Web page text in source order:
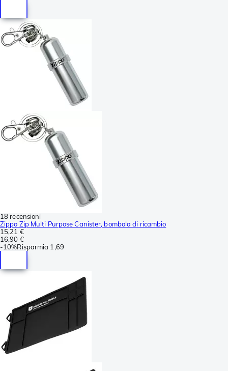
18 recensioni
Zippo Zip Multi Purpose Canister, bombola di ricambio
15,21 €
16,90 €
-10%Risparmia 1,69